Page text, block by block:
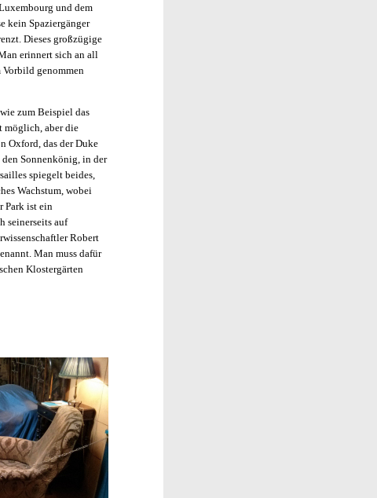
und dem
kein Spaziergänger
Dieses großzügige
erinnert sich an all
Vorbild genommen
zum Beispiel das
möglich, aber die
Oxford, das der Duke
Sonnenkönig, in der
spiegelt beides,
Wachstum, wobei
Park ist ein
seinerseits auf
Robert
Man muss dafür
Klostergärten